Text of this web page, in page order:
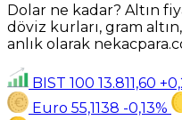
Dolar ne kadar? Altın
döviz kurları, gram
anlık olarak
BIST 100 13.811,60
Euro 55,1138 -0,13%